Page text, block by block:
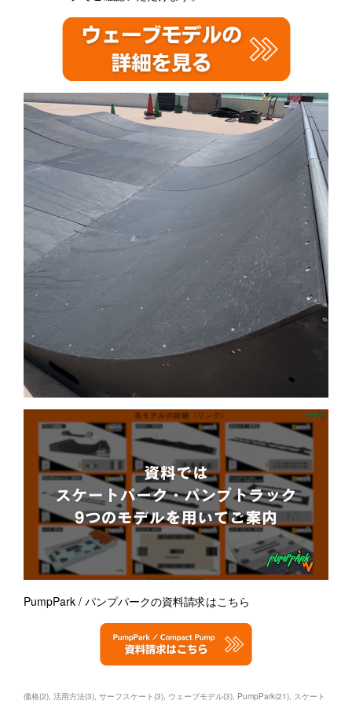
PumpPark / パンプパークの資料請求はこちら
価格(2) 活用方法(3) サーフスケート(3) ウェーブモデル(3) PumpPark(21) スケート